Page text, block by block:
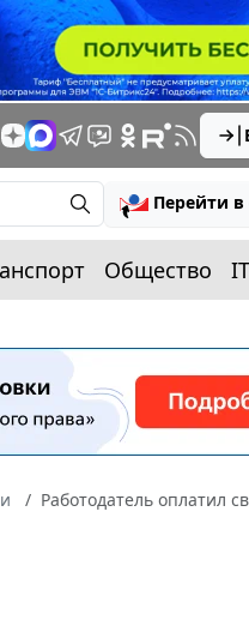
Перейти
Общество IT
Работодатель оплатил